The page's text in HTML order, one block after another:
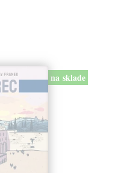
na sklade